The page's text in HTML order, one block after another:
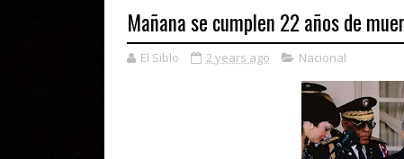
Mañana se cumplen 22 años de
El Siblo 2 years ago Nacional